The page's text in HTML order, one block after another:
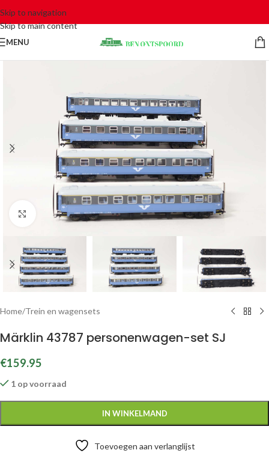
Skip to navigation
Skip to main content
MENU
Click to enlarge
Home/Trein en wagensets
Märklin 43787 personenwagen-set SJ
€159.95
1 op voorraad
IN WINKELMAND
Toevoegen aan verlanglijst